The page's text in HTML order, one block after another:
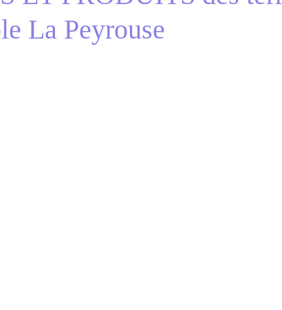
La Peyrouse